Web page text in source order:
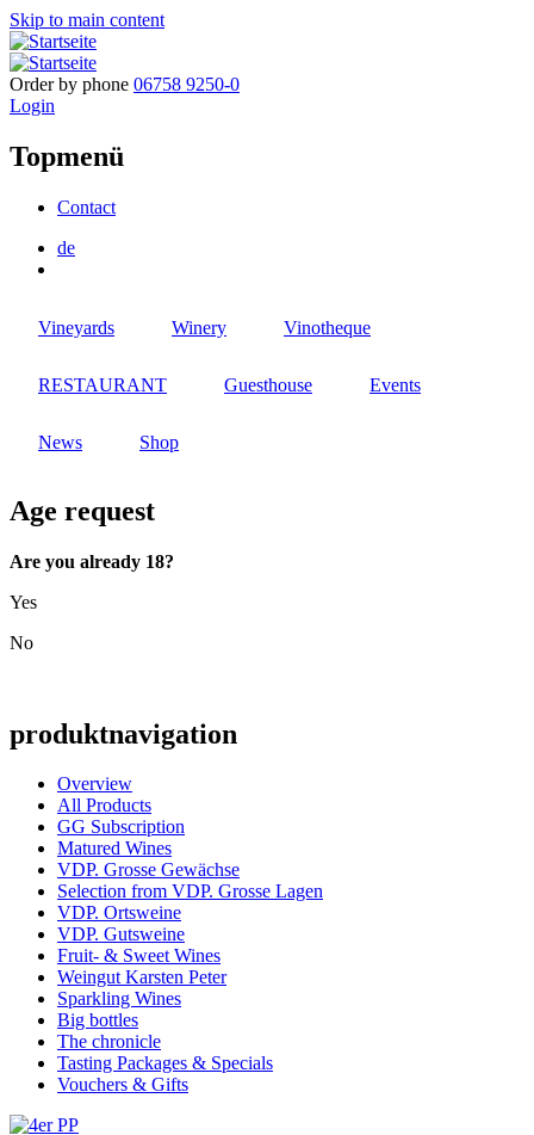
Skip to main content
Order by phone 06758 9250-0
Login
Topmenü
Contact
de
Vineyards Winery Vinotheque
RESTAURANT Guesthouse Events
News Shop
Age request
Are you already 18?
Yes
No
produktnavigation
Overview
All Products
GG Subscription
Matured Wines
VDP. Grosse Gewächse
Selection from VDP. Grosse Lagen
VDP. Ortsweine
VDP. Gutsweine
Fruit- & Sweet Wines
Weingut Karsten Peter
Sparkling Wines
Big bottles
The chronicle
Tasting Packages & Specials
Vouchers & Gifts